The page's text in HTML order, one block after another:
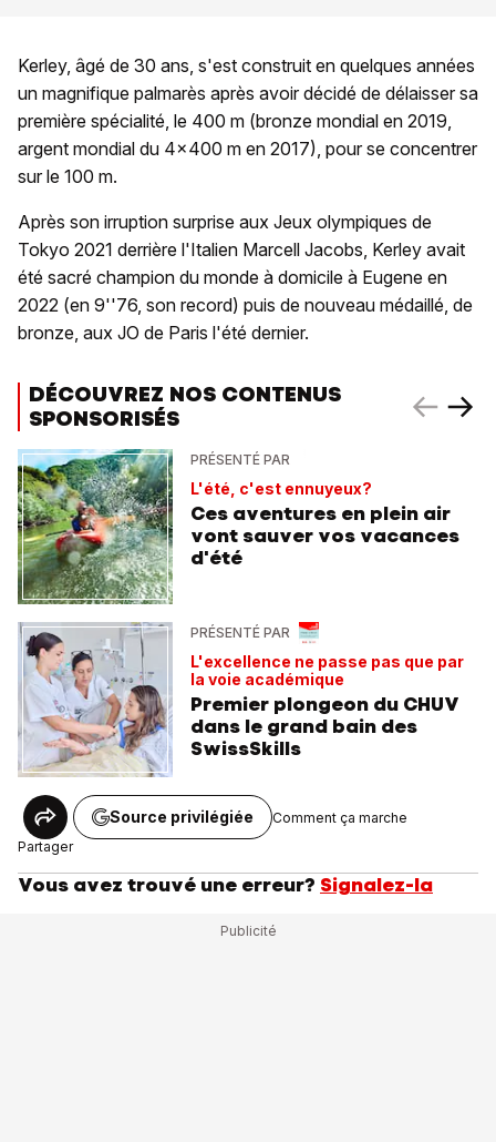
Kerley, âgé de 30 ans, s'est construit en quelques années
un magnifique palmarès après avoir décidé de délaisser sa
première spécialité, le 400 m (bronze mondial en 2019,
argent mondial du 4x400 m en 2017), pour se concentrer
sur le 100 m.
Après son irruption surprise aux Jeux olympiques de
Tokyo 2021 derrière l'Italien Marcell Jacobs, Kerley avait
été sacré champion du monde à domicile à Eugene en
2022 (en 9''76, son record) puis de nouveau médaillé, de
bronze, aux JO de Paris l'été dernier.
DÉCOUVREZ NOS CONTENUS
SPONSORISÉS
PRÉSENTÉ PAR
L'été, c'est ennuyeux?
Ces aventures en plein air
vont sauver vos vacances
d'été
PRÉSENTÉ PAR
L'excellence ne passe pas que par
la voie académique
Premier plongeon du CHUV
dans le grand bain des
SwissSkills
Partager
Source privilégiée Comment ça marche
Vous avez trouvé une erreur? Signalez-la